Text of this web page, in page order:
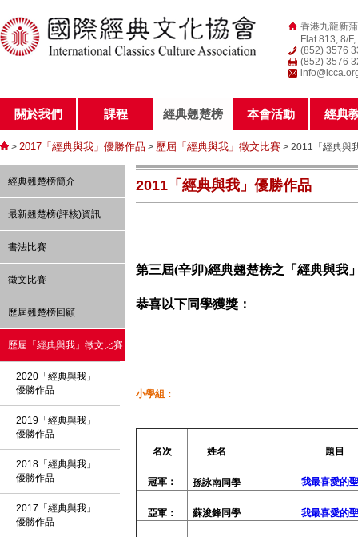
香港九龍新
Flat 813, 8/
(852) 3576
(852) 3576
關於我們 課程 經典翹楚榜 本會活動 經典
> 2017「經典與我」優勝作品 > 歷屆「經典與我」徵文比賽 > 2011「經典與
經典翹楚榜簡介
最新翹楚榜(評核)資訊
書法比賽
徵文比賽
歷屆翹楚榜回顧
歷屆「經典與我」徵文比賽
2020「經典與我」
優勝作品
2019「經典與我」
優勝作品
2018「經典與我」
優勝作品
2017「經典與我」
優勝作品
2011「經典與我」優勝作品
第三屆(辛卯)經典翹楚榜之「經典與我
恭喜以下同學獲獎：
小學組：
名次 姓名 題目
冠軍： 孫詠南同學 我最喜愛的
亞軍： 蘇浚鋒同學 我最喜愛的